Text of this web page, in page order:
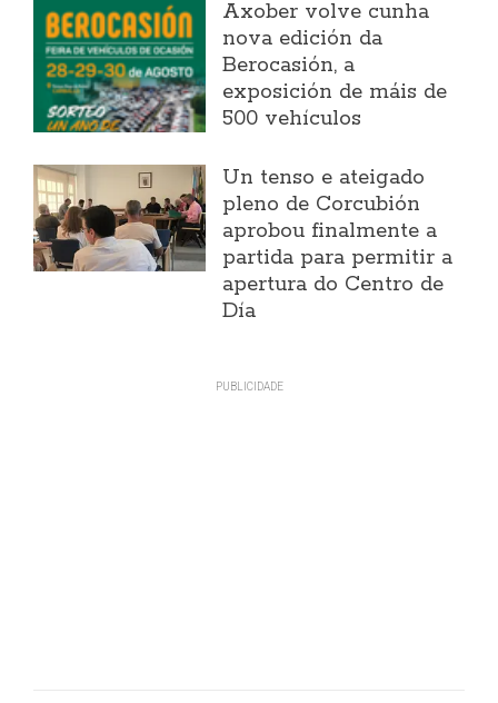
Axober volve cunha
nova edición da
Berocasión, a
exposición de máis de
500 vehículos
Un tenso e ateigado
pleno de Corcubión
aprobou finalmente a
partida para permitir a
apertura do Centro de
Día